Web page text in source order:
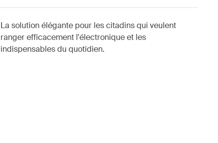
La solution élégante pour les citadins qui veulent
ranger efficacement l'électronique et les
indispensables du quotidien.